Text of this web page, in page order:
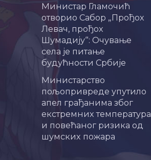
Министар Гламочић
отворио Сабор „Прођох
Левач, прођох
Шумадију“: Очување
села је питање
будућности Србије
Министарство
пољопривреде упутило
апел грађанима због
екстремних температура
и повећаног ризика од
шумских пожара